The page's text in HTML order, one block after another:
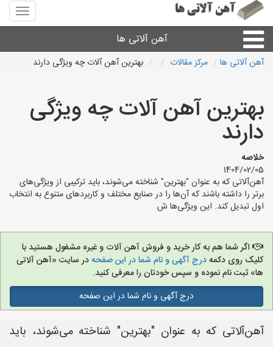
منوی
سایت
آلاتی
آهن آلاتی ها
ورق
سایر آهن آلات
آهن آلاتی ها مرکز مقالات بهترین آهن آلات چه ویژگی دارند
بهترین آهن آلات چه ویژگی
دارند
خلاصه
1404/02/05
آهن‌آلاتی که به عنوان "بهترین" شناخته می‌شوند، باید ترکیبی از ویژگی‌های
برتر را داشته باشند که آن‌ها را در صنایع مختلف و کاربردهای متنوع به انتخاب
اول تبدیل کند. این ویژگی‌ها ش
اگر شما هم به کار خرید و فروش آهن آلات و غیره مشغول هستید با
کلیک روی دکمهدرج آگهی و نام شما در این صفحهدر سایت «آهن آلاتی
ها» ثبت نام نموده و سپس خودتان را معرفی کنید.
درج آگهی و نام شما در این صفحه
آهن‌آلاتی که به عنوان "بهترین" شناخته می‌شوند، باید